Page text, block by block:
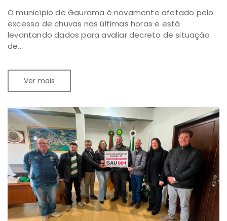
O município de Gaurama é novamente afetado pelo
excesso de chuvas nas últimas horas e está
levantando dados para avaliar decreto de situação
de...
Ver mais